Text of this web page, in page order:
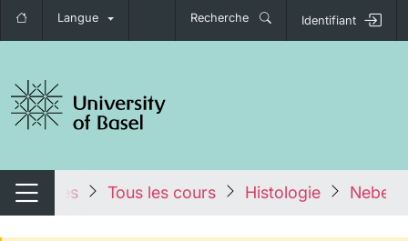
Langue Recherche Identifiant
de navigation
Changer de navigation
tales Tous les cours Histologie